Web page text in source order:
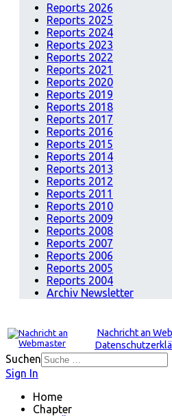
Reports 2026
Reports 2025
Reports 2024
Reports 2023
Reports 2022
Reports 2021
Reports 2020
Reports 2019
Reports 2018
Reports 2017
Reports 2016
Reports 2015
Reports 2014
Reports 2013
Reports 2012
Reports 2011
Reports 2010
Reports 2009
Reports 2008
Reports 2007
Reports 2006
Reports 2005
Reports 2004
Archiv Newsletter
Nachricht an
Suchen
Sign In
Home
Chapter